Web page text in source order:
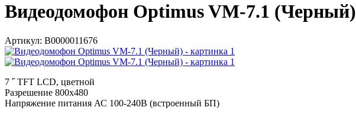
Видеодомофон Optimus VM-7.1 (Черный)
Артикул: В0000011676
7 ˝ TFT LCD, цветной
Разрешение 800x480
Напряжение питания АС 100-240В (встроенный БП)